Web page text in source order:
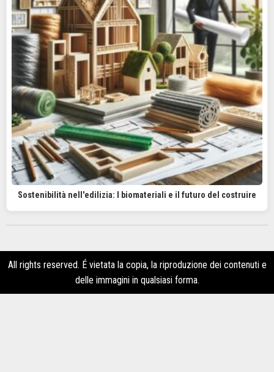
Sostenibilità nell'edilizia: I biomateriali e il futuro del costruire
All rights reserved. É vietata la copia, la riproduzione dei contenuti e
delle immagini in qualsiasi forma.